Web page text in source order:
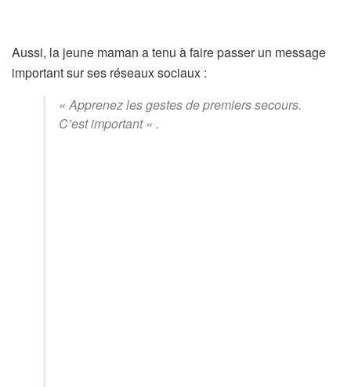
Aussi, la jeune maman a tenu à faire passer un message
important sur ses réseaux sociaux :
« Apprenez les gestes de premiers secours.
C’est important « .